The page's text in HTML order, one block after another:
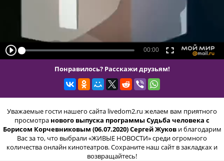
Понравилось? Расскажи друзьям!
Уважаемые гости нашего сайта livedom2.ru желаем вам приятного
просмотра нового выпуска программы Судьба человека с
Борисом Корчевниковым (06.07.2020) Сергей Жукови благодарим
Вас за то, что выбрали «ЖИВЫЕ НОВОСТИ» среди огромного
количества онлайн кинотеатров. Сохраните наш сайт в закладках и
возвращайтесь!